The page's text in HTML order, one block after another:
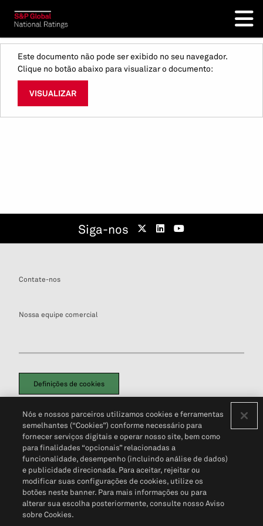
Este documento não pode ser exibido no seu navegador.
Clique no botão abaixo para visualizar o documento:
VISUALIZAR
Siga-nos
Contate-nos
Nossa equipe comercial
Definições de cookies
Política de PrivacidadePortal de privacidade do cliente (em inglês)
Não Venda Minhas Informações Pessoais© 2026 S&P Global
Nós e nossos parceiros utilizamos cookies e ferramentas
semelhantes (“Cookies”) conforme necessário para
fornecer serviços digitais e operar nosso site, bem como
para finalidades “opcionais” relacionadas a
funcionalidade, desempenho (incluindo análise de dados)
e publicidade direcionada. Para aceitar, rejeitar ou
modificar suas configurações de cookies, utilize os
botões neste banner. Para mais informações ou para
alterar sua escolha posteriormente, consulte nosso Aviso
sobre Cookies.